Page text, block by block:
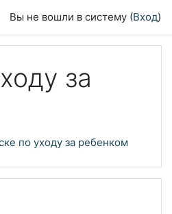
Вы не вошли в систему (Вход)
за
по уходу за ребенком